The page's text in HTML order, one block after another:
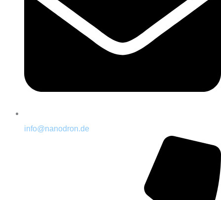
info@nanodron.de